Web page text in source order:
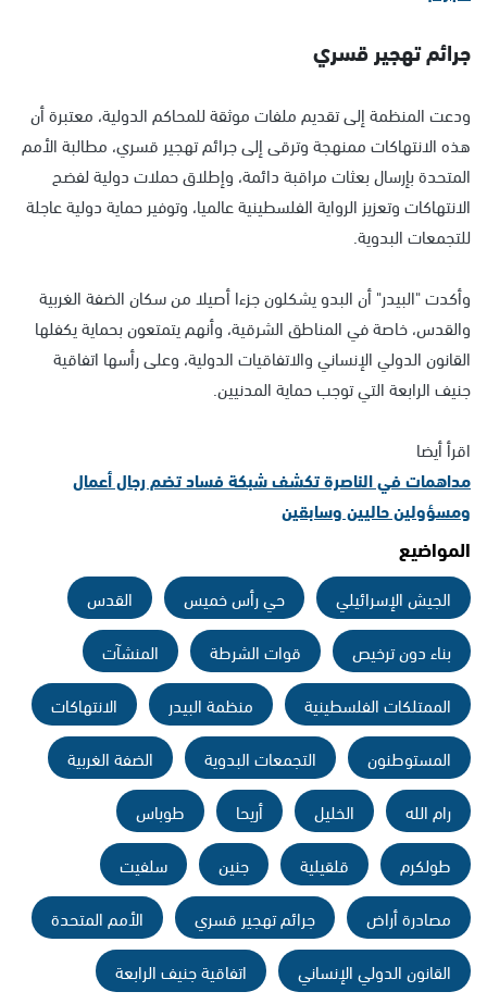
جرائم تهجير قسري
ودعت المنظمة إلى تقديم ملفات موثقة للمحاكم الدولية، معتبرة أن
هذه الانتهاكات ممنهجة وترقى إلى جرائم تهجير قسري، مطالبة الأمم
المتحدة بإرسال بعثات مراقبة دائمة، وإطلاق حملات دولية لفضح
الانتهاكات وتعزيز الرواية الفلسطينية عالميا، وتوفير حماية دولية عاجلة
للتجمعات البدوية.
وأكدت "البيدر" أن البدو يشكلون جزءا أصيلا من سكان الضفة الغربية
والقدس، خاصة في المناطق الشرقية، وأنهم يتمتعون بحماية يكفلها
القانون الدولي الإنساني والاتفاقيات الدولية، وعلى رأسها اتفاقية
جنيف الرابعة التي توجب حماية المدنيين.
اقرأ أيضا
مداهمات في الناصرة تكشف شبكة فساد تضم رجال أعمال
ومسؤولين حاليين وسابقين
المواضيع
الجيش الإسرائيلي حي رأس خميس
القدس
بناء دون ترخيص
قوات الشرطة
المنشآت
الممتلكات الفلسطينية
منظمة البيدر
الانتهاكات
المستوطنون
التجمعات البدوية
الضفة الغربية
رام الله
الخليل أريحا
طوباس
طولكرم
قلقيلية جنين
سلفيت
مصادرة أراض
جرائم تهجير قسري
الأمم المتحدة
القانون الدولي الإنساني
اتفاقية جنيف الرابعة